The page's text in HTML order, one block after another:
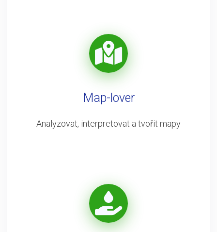
Map-lover
Analyzovat, interpretovat a tvořit mapy